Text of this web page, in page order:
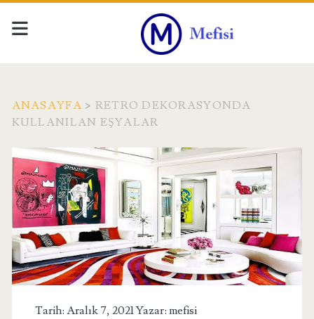
ANASAYFA > RETRO DEKORASYONDA
KULLANILAN EŞYALAR
Etiket:
<span>Retro
Dekorasyonda
Kullanılan
Eşyalar</span>
Tarih: Aralık 7, 2021 Yazar: mefisi